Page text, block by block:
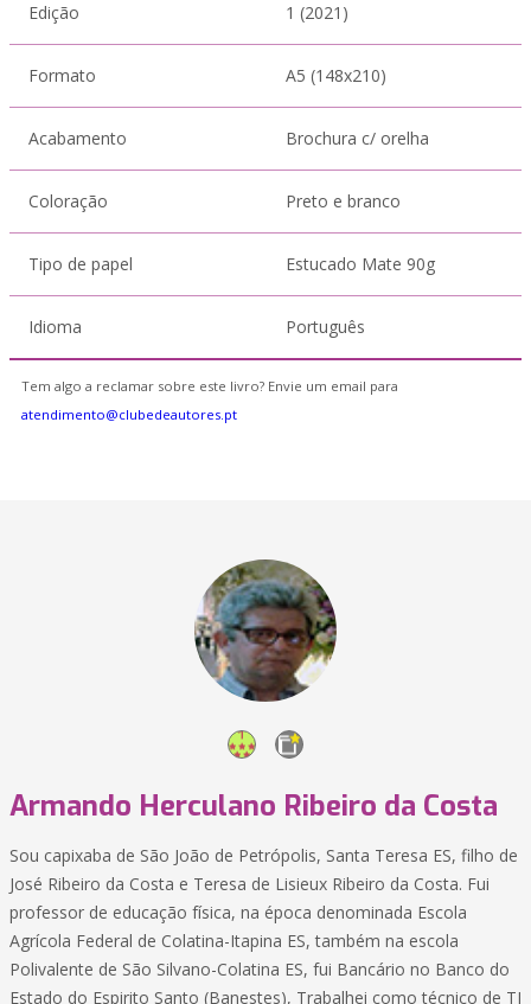
Edição 1 (2021)
Formato A5 (148x210)
Acabamento Brochura c/ orelha
Coloração Preto e branco
Tipo de papel Estucado Mate 90g
Idioma Português
Tem algo a reclamar sobre este livro? Envie um email para
atendimento@clubedeautores.pt
Armando Herculano Ribeiro da Costa
Sou capixaba de São João de Petrópolis, Santa Teresa ES, filho de
José Ribeiro da Costa e Teresa de Lisieux Ribeiro da Costa. Fui
professor de educação física, na época denominada Escola
Agrícola Federal de Colatina-Itapina ES, também na escola
Polivalente de São Silvano-Colatina ES, fui Bancário no Banco do
Estado do Espirito Santo (Banestes), Trabalhei como técnico de TI